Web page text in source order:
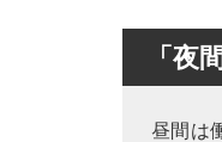
「夜
昼間は